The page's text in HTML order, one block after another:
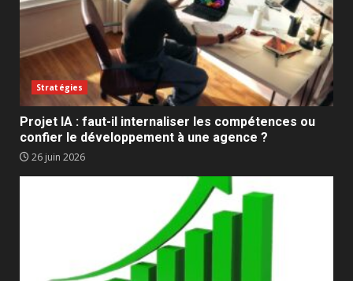
Stratégies
Projet IA : faut-il internaliser les compétences ou
confier le développement à une agence ?
26 juin 2026